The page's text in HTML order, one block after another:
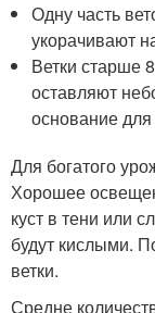
Одну часть
укорачивают
Ветки старше
оставляют
основание
Для богатого
Хорошее
куст в тени или
будут кислыми.
ветки.
Средне